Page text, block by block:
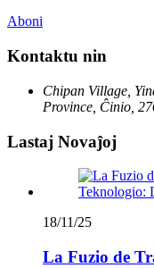
Aboni
Kontaktu nin
Chipan Village,
Province, Ĉinio,
Lastaj Novaĵoj
18/11/25
La Fuzio de